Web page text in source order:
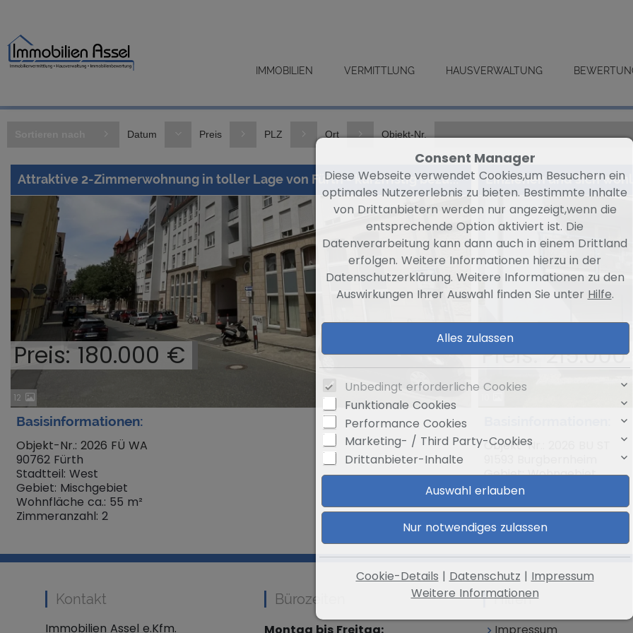
IMMOBILIEN VERMITTLUNG HAUSVERWALTUNG
Datum Preis PLZ Ort Objekt-Nr.
Attraktive 2-Zimmerwohnung in toller Lage von Fürth - kurzfristig bezugsfrei
12
Basisinformationen:
Objekt-Nr.: 2026 FÜ WA
90762 Fürth
Stadtteil: West
Gebiet: Mischgebiet
Preis: 180.000 €
Wohnfläche ca.: 55 m²
Zimmeranzahl: 2
Objekt-Nr.: 2026 BU ST
Gebiet: Wohngebiet
Preis:
Wohnfläche ca.: 82 m²
Kontakt
Immobilien Assel e.Kfm.
Bürozeiten Hilfen
Consent Manager
Diese Webseite verwendet Cookies,um Besuchern ein
optimales Nutzererlebnis zu bieten. Bestimmte Inhalte
von Drittanbietern werden nur angezeigt,wenn die
entsprechende Option aktiviert ist. Die
Datenverarbeitung kann dann auch in einem Drittland
erfolgen. Weitere Informationen hierzu in der
Datenschutzerklärung. Weitere Informationen zu den
Auswirkungen Ihrer Auswahl finden Sie unter Hilfe.
Unbedingt erforderliche Cookies
Funktionale Cookies
Performance Cookies
Marketing- / Third Party-Cookies
Drittanbieter-Inhalte
Cookie-Details | Datenschutz | Impressum
Weitere Informationen